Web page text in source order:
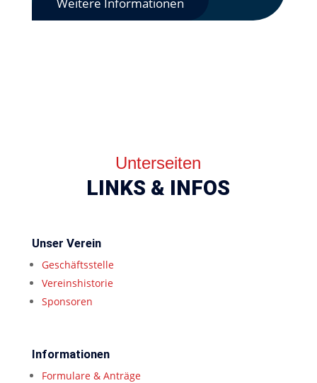
Unterseiten
LINKS & INFOS
Unser Verein
Geschäftsstelle
Vereinshistorie
Sponsoren
Informationen
Formulare & Anträge